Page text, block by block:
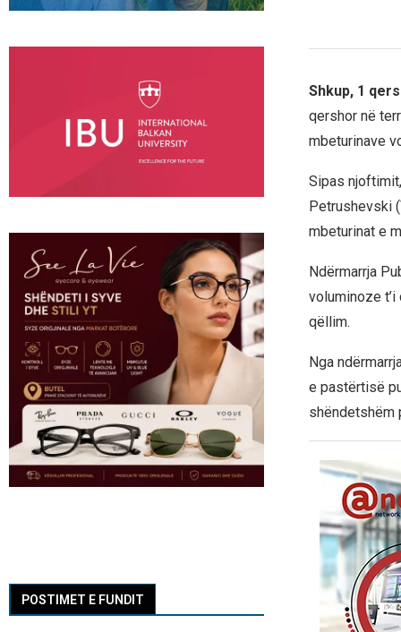
Shkup, 1
qershor në
mbeturinave
Sipas
Petrushevski
mbeturinat e
Ndërmarrja
voluminoze
qëllim.
Nga
e pastërtisë
shëndetshëm
POSTIMET E FUNDIT